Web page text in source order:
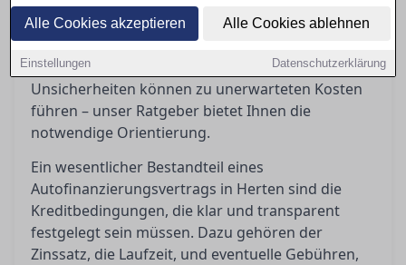
Alle Cookies akzeptieren Alle Cookies ablehnen
Einstellungen Datenschutzerklärung
Verbraucher sind unsicher, was
Vorfälligkeitsentschädigungen bedeuten oder
wann ein Widerruf möglich ist. Diese
Unsicherheiten können zu unerwarteten Kosten
führen – unser Ratgeber bietet Ihnen die
notwendige Orientierung.
Ein wesentlicher Bestandteil eines
Autofinanzierungsvertrags in Herten sind die
Kreditbedingungen, die klar und transparent
festgelegt sein müssen. Dazu gehören der
Zinssatz, die Laufzeit, und eventuelle Gebühren,